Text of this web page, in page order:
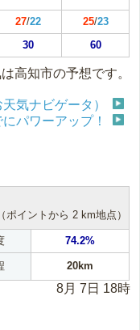
27/22 25/23
30 60
高知市の予想です。
気ナビゲータ）
パワーアップ！
（ポイントから 2 km地点）
74.2%
20km
8月 7日 18時